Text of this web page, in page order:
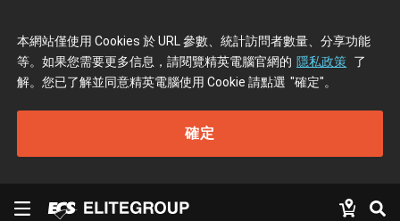
本網站僅使用 Cookies 於 URL 參數、統計訪問者數量、分享功能
等。如果您需要更多信息，請閱覽精英電腦官網的 隱私政策 了
解。您已了解並同意精英電腦使用 Cookie 請點選 "確定"。
確定